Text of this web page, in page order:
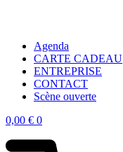
Agenda
CARTE CADEAU
ENTREPRISE
CONTACT
Scène ouverte
0,00 € 0